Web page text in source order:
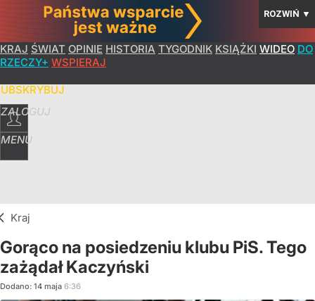
ROZWIŃ ▼
KRAJ ŚWIAT OPINIE HISTORIA TYGODNIK KSIĄŻKI WIDEO DO
RZECZY+ WSPIERAJ
ZALOGUJ
MENU
Kraj
Gorąco na posiedzeniu klubu PiS. Tego
zażądał Kaczyński
Dodano: 14 maja 6:36